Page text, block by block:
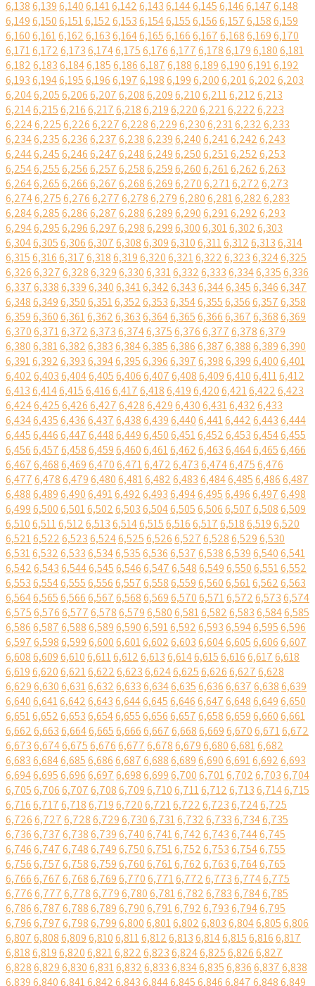
6,1386,1396,1406,1416,1426,1436,1446,1456,1466,1476,148
6,1496,1506,1516,1526,1536,1546,1556,1566,1576,1586,159
6,1606,1616,1626,1636,1646,1656,1666,1676,1686,1696,170
6,1716,1726,1736,1746,1756,1766,1776,1786,1796,1806,181
6,1826,1836,1846,1856,1866,1876,1886,1896,1906,1916,192
6,1936,1946,1956,1966,1976,1986,1996,2006,2016,2026,203
6,2046,2056,2066,2076,2086,2096,2106,2116,2126,213
6,2146,2156,2166,2176,2186,2196,2206,2216,2226,223
6,2246,2256,2266,2276,2286,2296,2306,2316,2326,233
6,2346,2356,2366,2376,2386,2396,2406,2416,2426,243
6,2446,2456,2466,2476,2486,2496,2506,2516,2526,253
6,2546,2556,2566,2576,2586,2596,2606,2616,2626,263
6,2646,2656,2666,2676,2686,2696,2706,2716,2726,273
6,2746,2756,2766,2776,2786,2796,2806,2816,2826,283
6,2846,2856,2866,2876,2886,2896,2906,2916,2926,293
6,2946,2956,2966,2976,2986,2996,3006,3016,3026,303
6,3046,3056,3066,3076,3086,3096,3106,3116,3126,3136,314
6,3156,3166,3176,3186,3196,3206,3216,3226,3236,3246,325
6,3266,3276,3286,3296,3306,3316,3326,3336,3346,3356,336
6,3376,3386,3396,3406,3416,3426,3436,3446,3456,3466,347
6,3486,3496,3506,3516,3526,3536,3546,3556,3566,3576,358
6,3596,3606,3616,3626,3636,3646,3656,3666,3676,3686,369
6,3706,3716,3726,3736,3746,3756,3766,3776,3786,379
6,3806,3816,3826,3836,3846,3856,3866,3876,3886,3896,390
6,3916,3926,3936,3946,3956,3966,3976,3986,3996,4006,401
6,4026,4036,4046,4056,4066,4076,4086,4096,4106,4116,412
6,4136,4146,4156,4166,4176,4186,4196,4206,4216,4226,423
6,4246,4256,4266,4276,4286,4296,4306,4316,4326,433
6,4346,4356,4366,4376,4386,4396,4406,4416,4426,4436,444
6,4456,4466,4476,4486,4496,4506,4516,4526,4536,4546,455
6,4566,4576,4586,4596,4606,4616,4626,4636,4646,4656,466
6,4676,4686,4696,4706,4716,4726,4736,4746,4756,476
6,4776,4786,4796,4806,4816,4826,4836,4846,4856,4866,487
6,4886,4896,4906,4916,4926,4936,4946,4956,4966,4976,498
6,4996,5006,5016,5026,5036,5046,5056,5066,5076,5086,509
6,5106,5116,5126,5136,5146,5156,5166,5176,5186,5196,520
6,5216,5226,5236,5246,5256,5266,5276,5286,5296,530
6,5316,5326,5336,5346,5356,5366,5376,5386,5396,5406,541
6,5426,5436,5446,5456,5466,5476,5486,5496,5506,5516,552
6,5536,5546,5556,5566,5576,5586,5596,5606,5616,5626,563
6,5646,5656,5666,5676,5686,5696,5706,5716,5726,5736,574
6,5756,5766,5776,5786,5796,5806,5816,5826,5836,5846,585
6,5866,5876,5886,5896,5906,5916,5926,5936,5946,5956,596
6,5976,5986,5996,6006,6016,6026,6036,6046,6056,6066,607
6,6086,6096,6106,6116,6126,6136,6146,6156,6166,6176,618
6,6196,6206,6216,6226,6236,6246,6256,6266,6276,628
6,6296,6306,6316,6326,6336,6346,6356,6366,6376,6386,639
6,6406,6416,6426,6436,6446,6456,6466,6476,6486,6496,650
6,6516,6526,6536,6546,6556,6566,6576,6586,6596,6606,661
6,6626,6636,6646,6656,6666,6676,6686,6696,6706,6716,672
6,6736,6746,6756,6766,6776,6786,6796,6806,6816,682
6,6836,6846,6856,6866,6876,6886,6896,6906,6916,6926,693
6,6946,6956,6966,6976,6986,6996,7006,7016,7026,7036,704
6,7056,7066,7076,7086,7096,7106,7116,7126,7136,7146,715
6,7166,7176,7186,7196,7206,7216,7226,7236,7246,725
6,7266,7276,7286,7296,7306,7316,7326,7336,7346,735
6,7366,7376,7386,7396,7406,7416,7426,7436,7446,745
6,7466,7476,7486,7496,7506,7516,7526,7536,7546,755
6,7566,7576,7586,7596,7606,7616,7626,7636,7646,765
6,7666,7676,7686,7696,7706,7716,7726,7736,7746,775
6,7766,7776,7786,7796,7806,7816,7826,7836,7846,785
6,7866,7876,7886,7896,7906,7916,7926,7936,7946,795
6,7966,7976,7986,7996,8006,8016,8026,8036,8046,8056,806
6,8076,8086,8096,8106,8116,8126,8136,8146,8156,8166,817
6,8186,8196,8206,8216,8226,8236,8246,8256,8266,827
6,8286,8296,8306,8316,8326,8336,8346,8356,8366,8376,838
6,8396,8406,8416,8426,8436,8446,8456,8466,8476,8486,849